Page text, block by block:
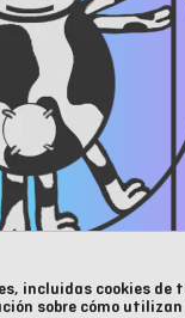
incluidas cookies de
sobre cómo